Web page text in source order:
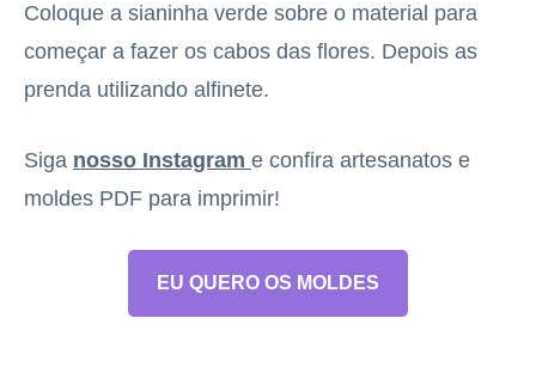
Coloque a sianinha verde sobre o material para
começar a fazer os cabos das flores. Depois as
prenda utilizando alfinete.
Siga nosso Instagram e confira artesanatos e
moldes PDF para imprimir!
EU QUERO OS MOLDES